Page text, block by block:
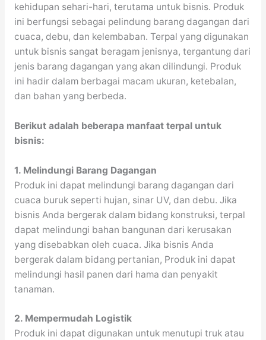
kehidupan sehari-hari, terutama untuk bisnis. Produk
ini berfungsi sebagai pelindung barang dagangan dari
cuaca, debu, dan kelembaban. Terpal yang digunakan
untuk bisnis sangat beragam jenisnya, tergantung dari
jenis barang dagangan yang akan dilindungi. Produk
ini hadir dalam berbagai macam ukuran, ketebalan,
dan bahan yang berbeda.
Berikut adalah beberapa manfaat terpal untuk
bisnis:
1. Melindungi Barang Dagangan
Produk ini dapat melindungi barang dagangan dari
cuaca buruk seperti hujan, sinar UV, dan debu. Jika
bisnis Anda bergerak dalam bidang konstruksi, terpal
dapat melindungi bahan bangunan dari kerusakan
yang disebabkan oleh cuaca. Jika bisnis Anda
bergerak dalam bidang pertanian, Produk ini dapat
melindungi hasil panen dari hama dan penyakit
tanaman.
2. Mempermudah Logistik
Produk ini dapat digunakan untuk menutupi truk atau